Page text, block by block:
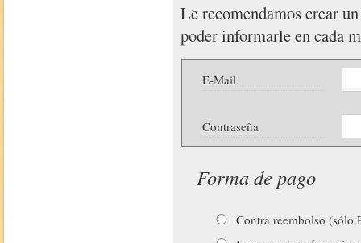
Le recomendamos crear
poder informarle en cada
E-Mail
Contraseña
Forma de pago
Contra reembolso (sólo